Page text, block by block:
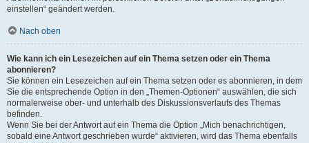
einstellen“ geändert werden.
Nach oben
Wie kann ich ein Lesezeichen auf ein Thema setzen oder ein Thema
abonnieren?
Sie können ein Lesezeichen auf ein Thema setzen oder es abonnieren, in dem
Sie die entsprechende Option in den „Themen-Optionen“ auswählen, die sich
normalerweise ober- und unterhalb des Diskussionsverlaufs des Themas
befinden.
Wenn Sie bei der Antwort auf ein Thema die Option „Mich benachrichtigen,
sobald eine Antwort geschrieben wurde“ aktivieren, wird das Thema ebenfalls